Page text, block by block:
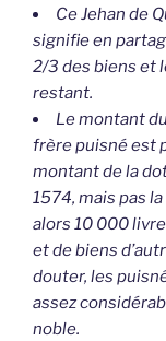
Ce Jehan de
signifie en
2/3 des biens et
restant.
Le montant
frère puisné est
montant de la dot
1574, mais pas
alors 10 000
et de biens
douter, les
assez
noble.